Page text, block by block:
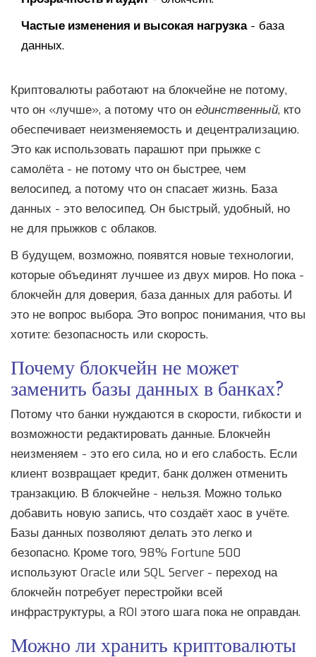
Частые изменения и высокая нагрузка- база
данных.
Криптовалюты работают на блокчейне не потому,
что он «лучше», а потому что он единственный, кто
обеспечивает неизменяемость и децентрализацию.
Это как использовать парашют при прыжке с
самолёта - не потому что он быстрее, чем
велосипед, а потому что он спасает жизнь. База
данных - это велосипед. Он быстрый, удобный, но
не для прыжков с облаков.
В будущем, возможно, появятся новые технологии,
которые объединят лучшее из двух миров. Но пока -
блокчейн для доверия, база данных для работы. И
это не вопрос выбора. Это вопрос понимания, что вы
хотите: безопасность или скорость.
Почему блокчейн не может
заменить базы данных в банках?
Потому что банки нуждаются в скорости, гибкости и
возможности редактировать данные. Блокчейн
неизменяем - это его сила, но и его слабость. Если
клиент возвращает кредит, банк должен отменить
транзакцию. В блокчейне - нельзя. Можно только
добавить новую запись, что создаёт хаос в учёте.
Базы данных позволяют делать это легко и
безопасно. Кроме того, 98% Fortune 500
используют Oracle или SQL Server - переход на
блокчейн потребует перестройки всей
инфраструктуры, а ROI этого шага пока не оправдан.
Можно ли хранить криптовалюты